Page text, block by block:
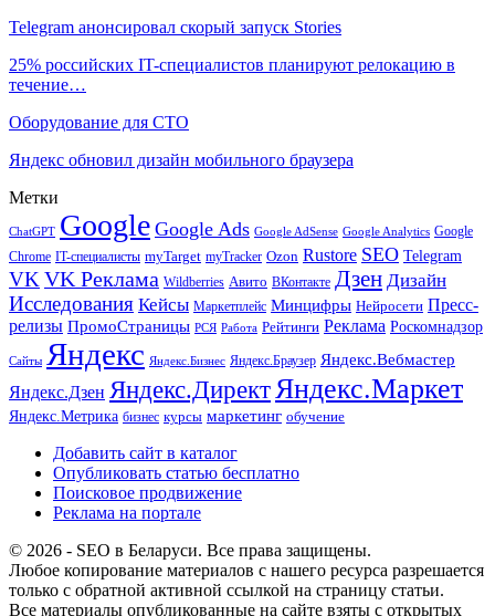
Telegram анонсировал скорый запуск Stories
25% российских IT-специалистов планируют релокацию в
течение…
Оборудование для СТО
Яндекс обновил дизайн мобильного браузера
Метки
ChatGPT Google Google Ads Google AdSense Google Analytics Google
Chrome IT-специалисты myTarget myTracker Ozon Rustore SEO Telegram
VK VK Реклама Wildberries Авито ВКонтакте Дзен Дизайн
Исследования Кейсы Маркетплейс Минцифры Нейросети Пресс-
релизы ПромоСтраницы РСЯ Работа Рейтинги Реклама Роскомнадзор
Сайты Яндекс Яндекс.Бизнес Яндекс.Браузер Яндекс.Вебмастер
Яндекс.Дзен Яндекс.ДиректЯндекс.Маркет
Яндекс.Метрика бизнес курсы маркетинг обучение
Добавить сайт в каталог
Опубликовать статью бесплатно
Поисковое продвижение
Реклама на портале
© 2026 - SEO в Беларуси. Все права защищены.
Любое копирование материалов с нашего ресурса разрешается
только с обратной активной ссылкой на страницу статьи.
Все материалы опубликованные на сайте взяты с открытых